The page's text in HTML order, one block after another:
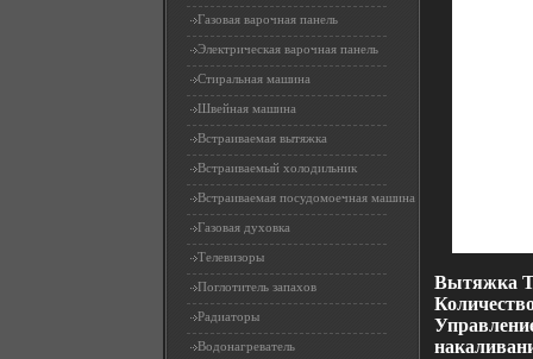
Газовая варочная панель
Электрическая варочная панель
Стиральная машина
Швейная машина
Встраиваемая вытяжка
Встраиваемый холодильник
Встраиваемая посудомоечная машина
Газовая духовка
Телевизоры
Поглотитель запахов
Радиаторы
Водонагреватель
Вытяжка